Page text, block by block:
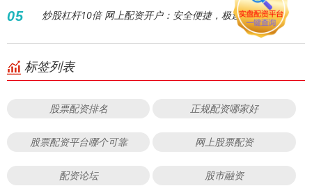
05 炒股杠杆10倍 网上配资开户：安全便捷，极速开启财富
标签列表
股票配资排名 正规配资哪家好
股票配资平台哪个可靠 网上股票配资
配资论坛 股市融资